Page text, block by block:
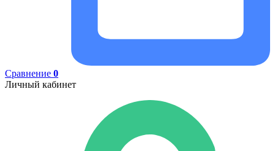
Сравнение 0
Личный кабинет